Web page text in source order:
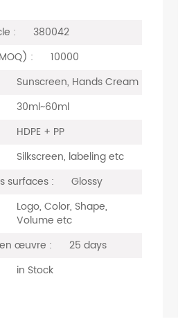
:
380042
:
10000
Sunscreen, Hands Cream
30ml~60ml
HDPE + PP
Silkscreen, labeling etc
surfaces :
Glossy
Logo, Color, Shape,
Volume etc
œuvre :
25 days
in Stock